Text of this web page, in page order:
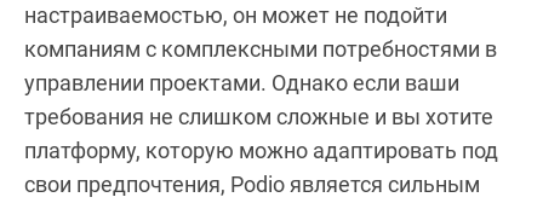
настраиваемостью, он может не подойти
компаниям с комплексными потребностями в
управлении проектами. Однако если ваши
требования не слишком сложные и вы хотите
платформу, которую можно адаптировать под
свои предпочтения, Podio является сильным